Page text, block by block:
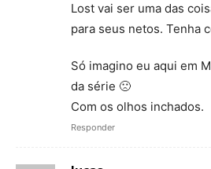
Lost vai ser uma das
para seus netos. Tenha
Só imagino eu aqui em
da série 🙁
Com os olhos inchados.
Responder